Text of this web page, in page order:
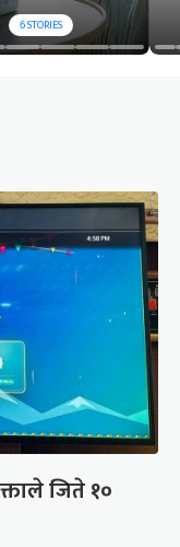
6STORIES
जिते १०